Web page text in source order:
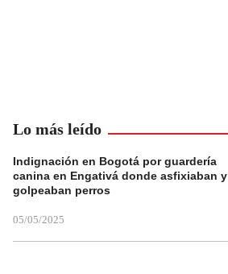
Lo más leído
Indignación en Bogotá por guardería
canina en Engativá donde asfixiaban y
golpeaban perros
05/05/2025